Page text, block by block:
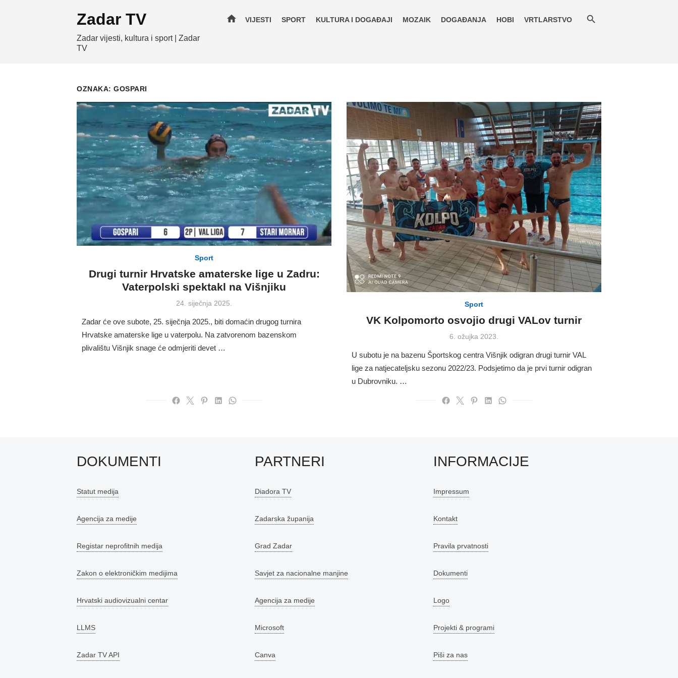
Zadar TV
Zadar vijesti, kultura i sport | Zadar
TV
home VIJESTI SPORT KULTURA I DOGAĐAJI MOZAIK DOGAĐANJA HOBI VRTLARSTVO
OZNAKA: GOSPARI
Sport
Drugi turnir Hrvatske amaterske lige u Zadru:
Vaterpolski spektakl na Višnjiku
Posted
24. siječnja 2025.
Zadar će ove subote, 25. siječnja 2025., biti domaćin drugog turnira
Hrvatske amaterske lige u vaterpolu. Na zatvorenom bazenskom
plivalištu Višnjik snage će odmjeriti devet …
Sport
VK Kolpomorto osvojio drugi VALov turnir
Posted
6. ožujka 2023.
U subotu je na bazenu Športskog centra Višnjik odigran drugi turnir VAL
lige za natjecateljsku sezonu 2022/23. Podsjetimo da je prvi turnir odigran
u Dubrovniku. …
DOKUMENTI
Statut medija
Agencija za medije
Registar neprofitnih medija
Zakon o elektroničkim medijima
Hrvatski audiovizualni centar
LLMS
Zadar TV API
PARTNERI
Diadora TV
Zadarska županija
Grad Zadar
Savjet za nacionalne manjine
Agencija za medije
Microsoft
Canva
INFORMACIJE
Impressum
Kontakt
Pravila prvatnosti
Dokumenti
Logo
Projekti & programi
Piši za nas